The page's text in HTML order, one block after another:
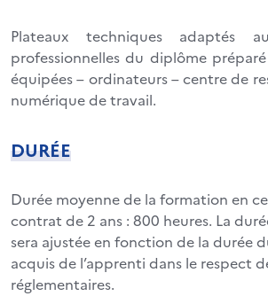
Plateaux techniques adaptés
professionnelles du diplôme
équipées – ordinateurs – centre de
numérique de travail.
DURÉE
Durée moyenne de la formation en
contrat de 2 ans : 800 heures. La
sera ajustée en fonction de la durée
acquis de l’apprenti dans le respect
réglementaires.